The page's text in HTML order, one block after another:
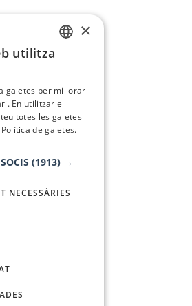
×
utilitza
galetes per millorar
En utilitzar el
totes les galetes
de galetes.
(1913) →
NECESSÀRIES